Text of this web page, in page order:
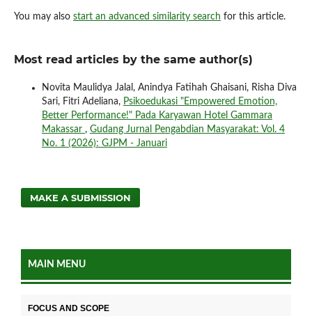
You may also start an advanced similarity search for this article.
Most read articles by the same author(s)
Novita Maulidya Jalal, Anindya Fatihah Ghaisani, Risha Diva
Sari, Fitri Adeliana, Psikoedukasi "Empowered Emotion,
Better Performance!" Pada Karyawan Hotel Gammara
Makassar , Gudang Jurnal Pengabdian Masyarakat: Vol. 4
No. 1 (2026): GJPM - Januari
MAKE A SUBMISSION
MAIN MENU
FOCUS AND SCOPE